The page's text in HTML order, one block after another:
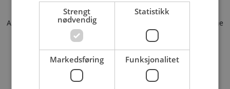
Application error: a client-side exception has occurred (see the
browser console for more information).
Strengt
nødvendig
Statistikk
Markedsføring Funksjonalitet